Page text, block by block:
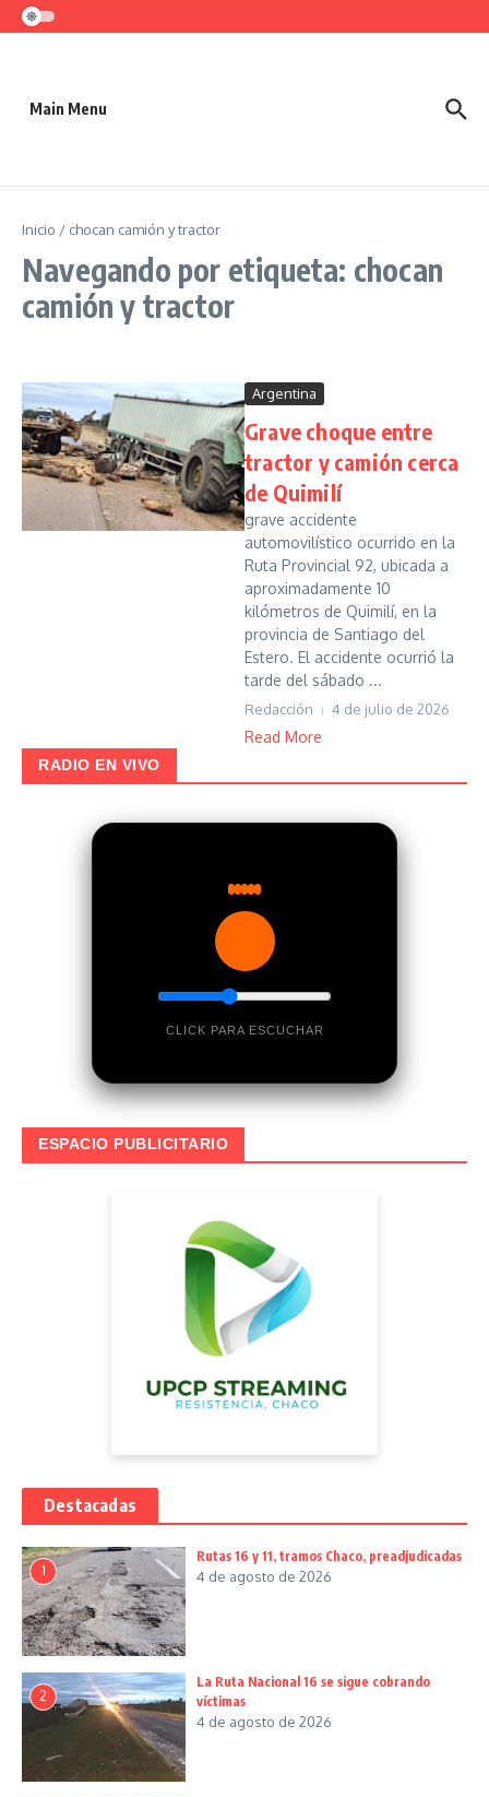
Saltar al contenido
Main Menu
Inicio / chocan camión y tractor
Navegando por etiqueta: chocan
camión y tractor
Argentina
Grave choque entre
tractor y camión cerca
de Quimilí
grave accidente
automovilístico ocurrido en la
Ruta Provincial 92, ubicada a
aproximadamente 10
kilómetros de Quimilí, en la
provincia de Santiago del
Estero. El accidente ocurrió la
tarde del sábado ...
Redacción 4 de julio de 2026
Read More
RADIO EN VIVO
CLICK PARA ESCUCHAR
ESPACIO PUBLICITARIO
Destacadas
1
Rutas 16 y 11, tramos Chaco, preadjudicadas
4 de agosto de 2026
2
La Ruta Nacional 16 se sigue cobrando
víctimas
4 de agosto de 2026